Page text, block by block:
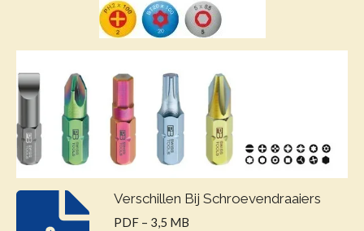
Verschillen Bij Schroevendraaiers
PDF – 3,5 MB